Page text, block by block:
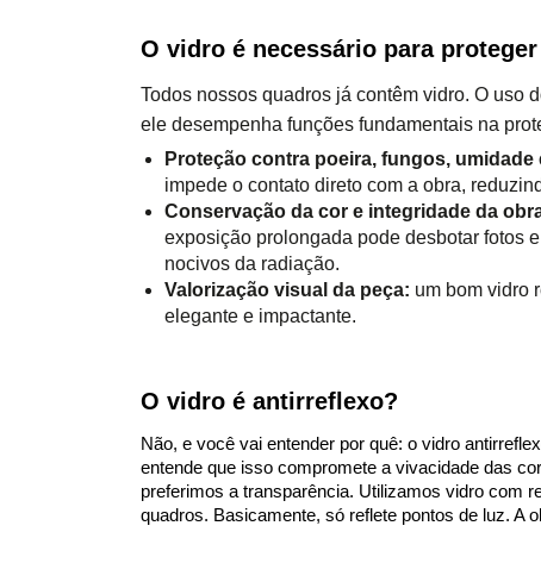
O vidro é necessário para
Todos nossos quadros já contêm vidro. O uso
ele desempenha funções fundamentais na
Proteção contra poeira, fungos,
impede o contato direto com a obra,
Conservação da cor e integridade da
exposição prolongada pode desbotar fotos
nocivos da radiação.
Valorização visual da peça: um bom vidro
elegante e impactante.
O vidro é antirreflexo?
Não, e você vai entender por quê: o vidro
entende que isso compromete a vivacidade das
preferimos a transparência. Utilizamos vidro com
quadros. Basicamente, só reflete pontos de luz. A